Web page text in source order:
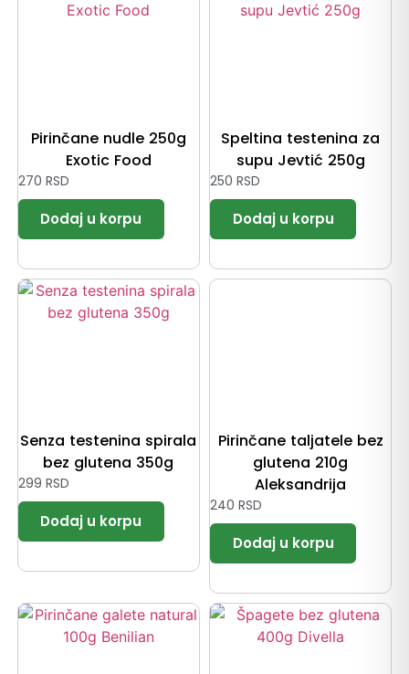
Pirinčane nudle 250g
Exotic Food
270 RSD
Speltina testenina za
supu Jevtić 250g
250 RSD
Senza testenina spirala
bez glutena 350g
299 RSD
Pirinčane taljatele bez
glutena 210g
Aleksandrija
240 RSD